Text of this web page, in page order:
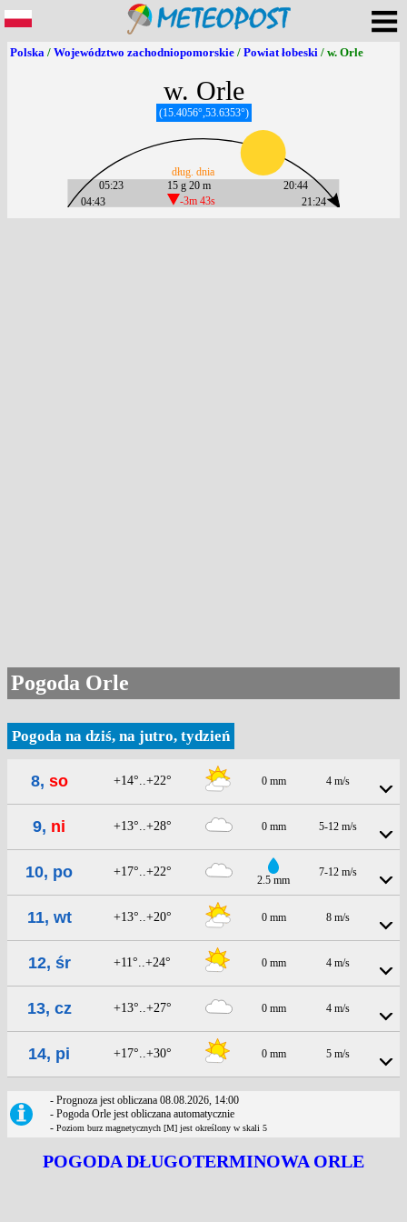
Polska / Województwo zachodniopomorskie / Powiat łobeski / w. Orle
w. Orle
(15.4056°,53.6353°)
04:43
05:23
15 g 20 m
-3m 43s
dług. dnia
21:24
20:44
Pogoda Orle
Pogoda na dziś, na jutro, tydzień
8, so +14°..+22° 0 mm 4 m/s
9, ni +13°..+28° 0 mm 5-12 m/s
10, po +17°..+22°
2.5 mm
7-12 m/s
11, wt +13°..+20° 0 mm 8 m/s
12, śr +11°..+24° 0 mm 4 m/s
13, cz +13°..+27° 0 mm 4 m/s
14, pi +17°..+30° 0 mm 5 m/s
- Prognoza jest obliczana 08.08.2026, 14:00
- Pogoda Orle jest obliczana automatycznie
- Poziom burz magnetycznych [M] jest określony w skali 5
POGODA DŁUGOTERMINOWA ORLE